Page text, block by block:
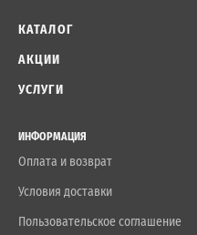
КАТАЛОГ
АКЦИИ
УСЛУГИ
ИНФОРМАЦИЯ
Оплата и возврат
Условия доставки
Пользовательское соглашение